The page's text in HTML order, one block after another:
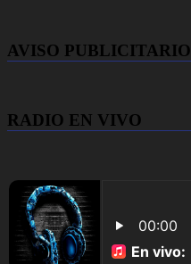
AVISO PUBLICITARIO
RADIO EN VIVO